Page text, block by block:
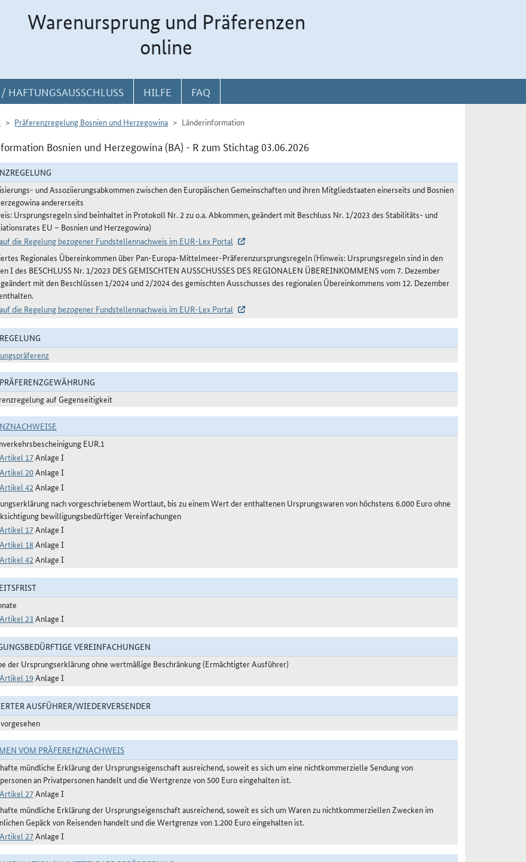
Warenursprung und Präferenzen
online
HAFTUNGSAUSSCHLUSS HILFE FAQ
Präferenzregelung Bosnien und Herzegowina Länderinformation
Bosnien und Herzegowina (BA) - R zum Stichtag 03.06.2026
und Assoziierungsabkommen zwischen den Europäischen Gemeinschaften und ihren Mitgliedstaaten einerseits und Bosnien
andererseits
Ursprungsregeln sind beinhaltet in Protokoll Nr. 2 zu o.a. Abkommen, geändert mit Beschluss Nr. 1/2023 des Stabilitäts- und
EU – Bosnien und Herzegowina)
auf die Regelung bezogener Fundstellennachweis im EUR-Lex Portal
Regionales Übereinkommen über Pan-Europa-Mittelmeer-Präferenzursprungsregeln (Hinweis: Ursprungsregeln sind in den
I des BESCHLUSS Nr. 1/2023 DES GEMISCHTEN AUSSCHUSSES DES REGIONALEN ÜBEREINKOMMENS vom 7. Dezember
mit den Beschlüssen 1/2024 und 2/2024 des gemischten Ausschusses des regionalen Übereinkommens vom 12. Dezember
auf die Regelung bezogener Fundstellennachweis im EUR-Lex Portal
auf Gegenseitigkeit
EUR.1
Artikel 17Anlage I
Artikel 20Anlage I
Artikel 42 Anlage I
nach vorgeschriebenem Wortlaut, bis zu einem Wert der enthaltenen Ursprungswaren von höchstens 6.000 Euro ohne
bewilligungsbedürftiger Vereinfachungen
Artikel 17Anlage I
Artikel 18Anlage I
Artikel 42 Anlage I
Artikel 23 Anlage I
VEREINFACHUNGEN
der Ursprungserklärung ohne wertmäßige Beschränkung (Ermächtigter Ausführer)
Artikel 19Anlage I
AUSFÜHRER/WIEDERVERSENDER
VOM PRÄFERENZNACHWEIS
mündliche Erklärung der Ursprungseigenschaft ausreichend, soweit es sich um eine nichtkommerzielle Sendung von
an Privatpersonen handelt und die Wertgrenze von 500 Euro eingehalten ist.
Artikel 27Anlage I
mündliche Erklärung der Ursprungseigenschaft ausreichend, soweit es sich um Waren zu nichtkommerziellen Zwecken im
Gepäck von Reisenden handelt und die Wertgrenze von 1.200 Euro eingehalten ist.
Artikel 27Anlage I